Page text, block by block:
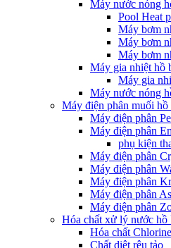
Máy nước nóng
Pool Heat
Máy bơm
Máy bơm
Máy bơm
Máy gia nhiệt hồ
Máy gia
Máy nước nóng
Máy điện phân muối hồ
Máy điện phân
Máy điện phân
phụ kiện
Máy điện phân
Máy điện phân
Máy điện phân
Máy điện phân
Máy điện phân
Hóa chất xử lý nước hồ
Hóa chất
Chất diệt rêu tảo